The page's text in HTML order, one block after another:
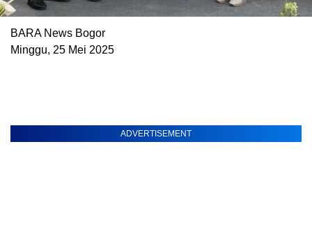
BARA News Bogor
Minggu, 25 Mei 2025
ADVERTISEMENT